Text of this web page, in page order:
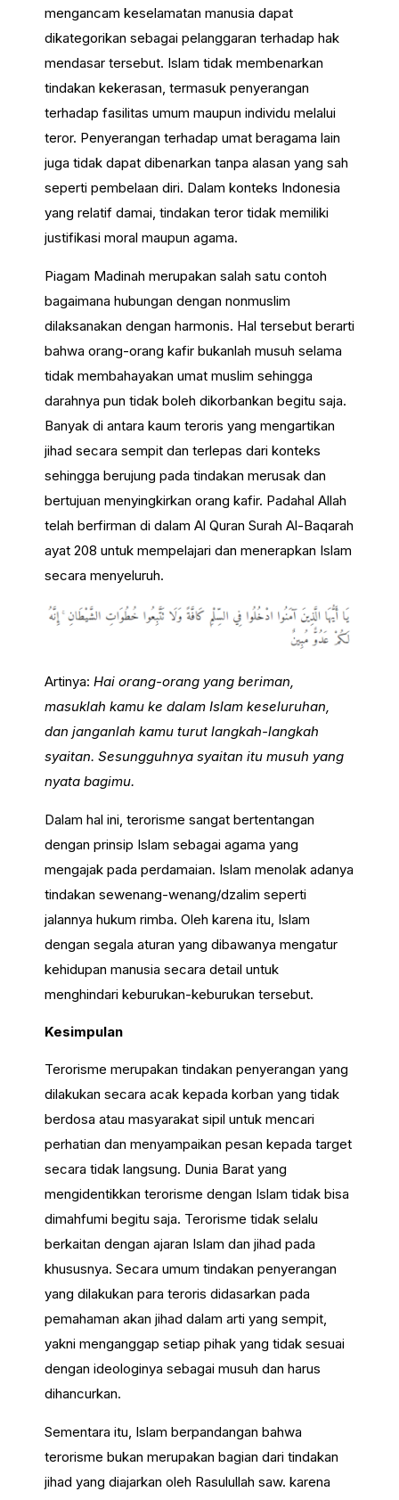
mengancam keselamatan manusia dapat
dikategorikan sebagai pelanggaran terhadap hak
mendasar tersebut. Islam tidak membenarkan
tindakan kekerasan, termasuk penyerangan
terhadap fasilitas umum maupun individu melalui
teror. Penyerangan terhadap umat beragama lain
juga tidak dapat dibenarkan tanpa alasan yang sah
seperti pembelaan diri. Dalam konteks Indonesia
yang relatif damai, tindakan teror tidak memiliki
justifikasi moral maupun agama.
Piagam Madinah merupakan salah satu contoh
bagaimana hubungan dengan nonmuslim
dilaksanakan dengan harmonis. Hal tersebut berarti
bahwa orang-orang kafir bukanlah musuh selama
tidak membahayakan umat muslim sehingga
darahnya pun tidak boleh dikorbankan begitu saja.
Banyak di antara kaum teroris yang mengartikan
jihad secara sempit dan terlepas dari konteks
sehingga berujung pada tindakan merusak dan
bertujuan menyingkirkan orang kafir. Padahal Allah
telah berfirman di dalam Al Quran Surah Al-Baqarah
ayat 208 untuk mempelajari dan menerapkan Islam
secara menyeluruh.
Artinya: Hai orang-orang yang beriman,
masuklah kamu ke dalam Islam keseluruhan,
dan janganlah kamu turut langkah-langkah
syaitan. Sesungguhnya syaitan itu musuh yang
nyata bagimu.
Dalam hal ini, terorisme sangat bertentangan
dengan prinsip Islam sebagai agama yang
mengajak pada perdamaian. Islam menolak adanya
tindakan sewenang-wenang/dzalim seperti
jalannya hukum rimba. Oleh karena itu, Islam
dengan segala aturan yang dibawanya mengatur
kehidupan manusia secara detail untuk
menghindari keburukan-keburukan tersebut.
Kesimpulan
Terorisme merupakan tindakan penyerangan yang
dilakukan secara acak kepada korban yang tidak
berdosa atau masyarakat sipil untuk mencari
perhatian dan menyampaikan pesan kepada target
secara tidak langsung. Dunia Barat yang
mengidentikkan terorisme dengan Islam tidak bisa
dimahfumi begitu saja. Terorisme tidak selalu
berkaitan dengan ajaran Islam dan jihad pada
khususnya. Secara umum tindakan penyerangan
yang dilakukan para teroris didasarkan pada
pemahaman akan jihad dalam arti yang sempit,
yakni menganggap setiap pihak yang tidak sesuai
dengan ideologinya sebagai musuh dan harus
dihancurkan.
Sementara itu, Islam berpandangan bahwa
terorisme bukan merupakan bagian dari tindakan
jihad yang diajarkan oleh Rasulullah saw. karena